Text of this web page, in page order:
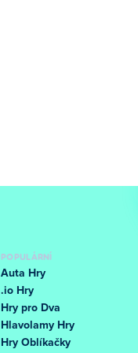
POPULÁRNÍ
Auta Hry
.io Hry
Hry pro Dva
Hlavolamy Hry
Hry Oblíkačky